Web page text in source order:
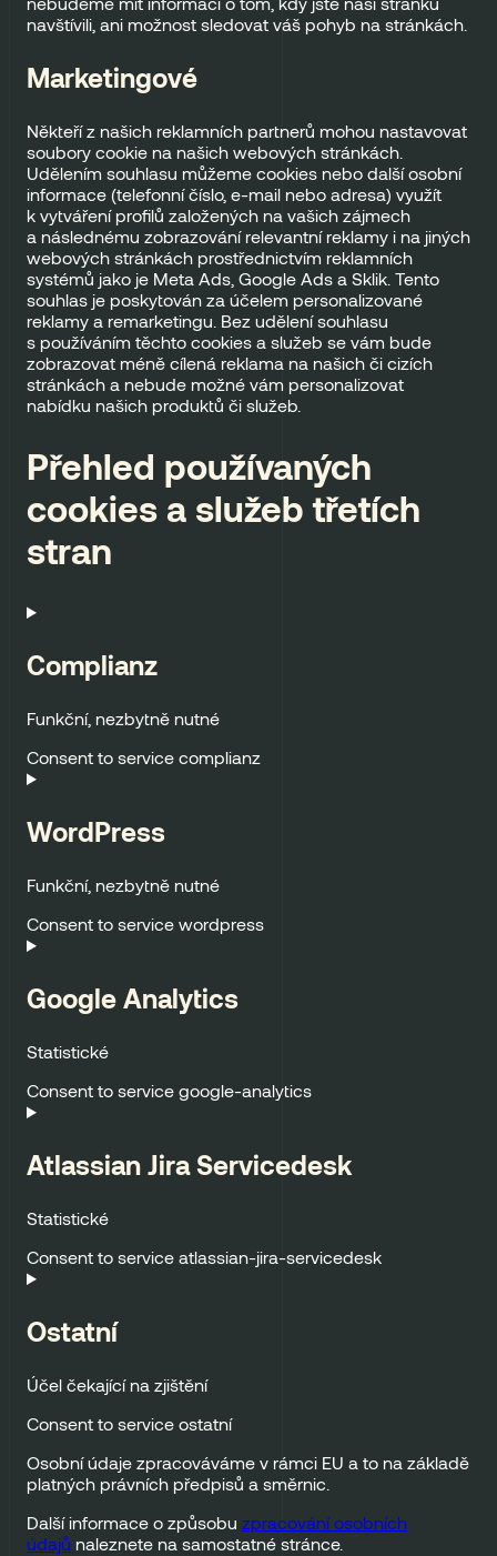
navštívili, ani možnost sledovat váš pohyb na stránkách.
Marketingové
Někteří z našich reklamních partnerů mohou nastavovat
soubory cookie na našich webových stránkách.
Udělením souhlasu můžeme cookies nebo další osobní
informace (telefonní číslo, e-mail nebo adresa) využít
k vytváření profilů založených na vašich zájmech
a následnému zobrazování relevantní reklamy i na jiných
webových stránkách prostřednictvím reklamních
systémů jako je Meta Ads, Google Ads a Sklik. Tento
souhlas je poskytován za účelem personalizované
reklamy a remarketingu. Bez udělení souhlasu
s používáním těchto cookies a služeb se vám bude
zobrazovat méně cílená reklama na našich či cizích
stránkách a nebude možné vám personalizovat
nabídku našich produktů či služeb.
Přehled používaných
cookies a služeb třetích
stran
Complianz
Funkční, nezbytně nutné
Consent to service complianz
WordPress
Funkční, nezbytně nutné
Consent to service wordpress
Google Analytics
Statistické
Consent to service google-analytics
Atlassian Jira Servicedesk
Statistické
Consent to service atlassian-jira-servicedesk
Ostatní
Účel čekající na zjištění
Consent to service ostatní
Osobní údaje zpracováváme v rámci EU a to na základě
platných právních předpisů a směrnic.
Další informace o způsobu zpracování osobních
údajů naleznete na samostatné stránce.